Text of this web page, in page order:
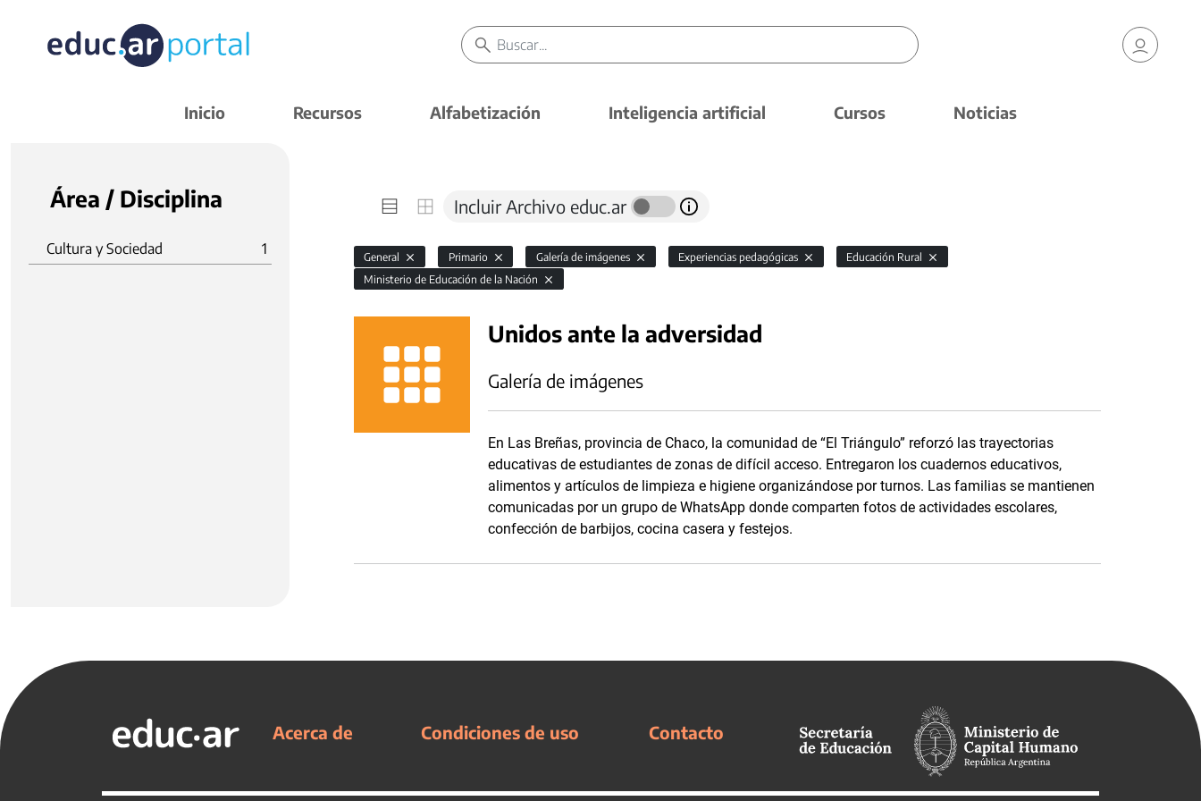
Inicio Recursos Alfabetización Inteligencia artificial Cursos Noticias
Área / Disciplina
Cultura y Sociedad 1
Incluir Archivo educ.ar
General Primario Galería de imágenes Experiencias pedagógicas
Educación Rural
Ministerio de Educación de la Nación
Unidos ante la adversidad
Galería de imágenes
En Las Breñas, provincia de Chaco, la comunidad de “El Triángulo” reforzó las trayectorias
educativas de estudiantes de zonas de difícil acceso. Entregaron los cuadernos educativos,
alimentos y artículos de limpieza e higiene organizándose por turnos. Las familias se mantienen
comunicadas por un grupo de WhatsApp donde comparten fotos de actividades escolares,
confección de barbijos, cocina casera y festejos.
Acerca de Condiciones de uso Contacto